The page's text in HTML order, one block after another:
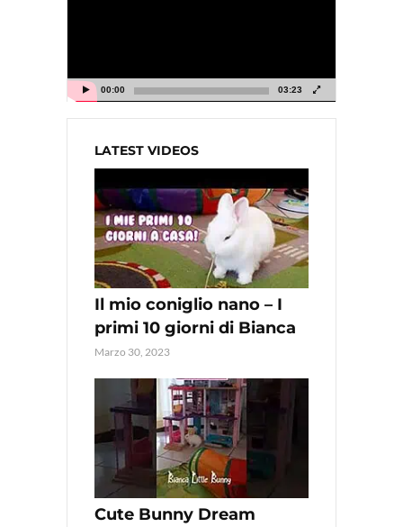
00:00 03:23
LATEST VIDEOS
Il mio coniglio nano – I
primi 10 giorni di Bianca
Marzo 30, 2023
Cute Bunny Dream